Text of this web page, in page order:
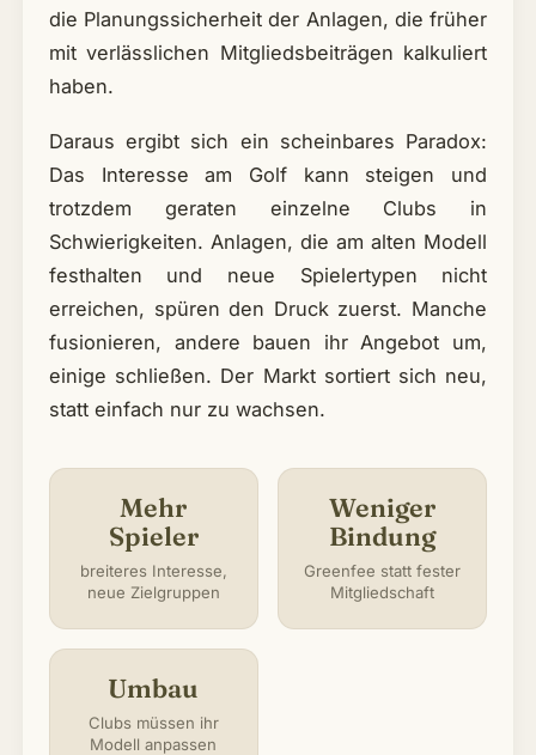
die Planungssicherheit der Anlagen, die früher
mit verlässlichen Mitgliedsbeiträgen kalkuliert
haben.
Daraus ergibt sich ein scheinbares Paradox:
Das Interesse am Golf kann steigen und
trotzdem geraten einzelne Clubs in
Schwierigkeiten. Anlagen, die am alten Modell
festhalten und neue Spielertypen nicht
erreichen, spüren den Druck zuerst. Manche
fusionieren, andere bauen ihr Angebot um,
einige schließen. Der Markt sortiert sich neu,
statt einfach nur zu wachsen.
Mehr
Spieler
breiteres Interesse,
neue Zielgruppen
Weniger
Bindung
Greenfee statt fester
Mitgliedschaft
Umbau
Clubs müssen ihr
Modell anpassen